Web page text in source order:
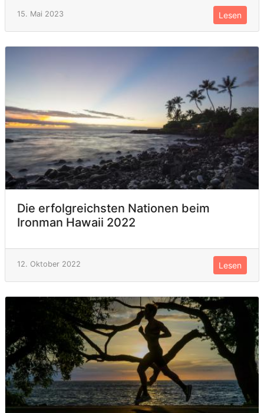
15. Mai 2023 Lesen
Die erfolgreichsten Nationen beim
Ironman Hawaii 2022
12. Oktober 2022 Lesen